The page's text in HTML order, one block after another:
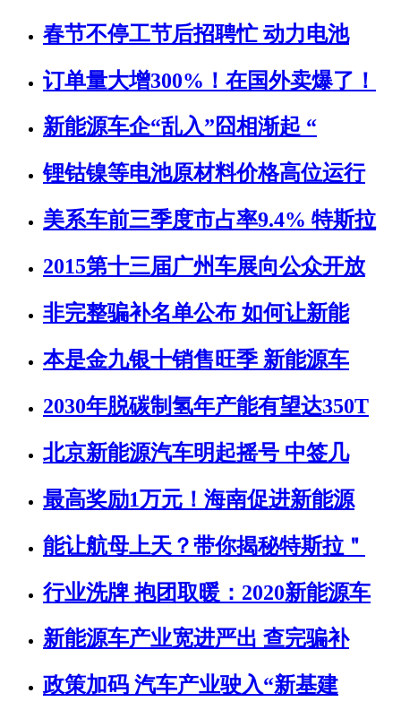
春节不停工节后招聘忙 动力电池
订单量大增300%！在国外卖爆了！
新能源车企“乱入”囧相渐起 “
锂钴镍等电池原材料价格高位运行
美系车前三季度市占率9.4% 特斯拉
2015第十三届广州车展向公众开放
非完整骗补名单公布 如何让新能
本是金九银十销售旺季 新能源车
2030年脱碳制氢年产能有望达350T
北京新能源汽车明起摇号 中签几
最高奖励1万元！海南促进新能源
能让航母上天？带你揭秘特斯拉＂
行业洗牌 抱团取暖：2020新能源车
新能源车产业宽进严出 查完骗补
政策加码 汽车产业驶入“新基建